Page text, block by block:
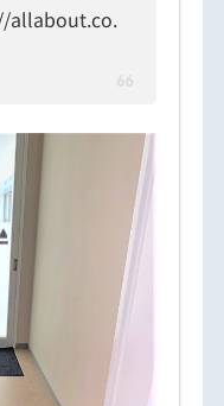
allabout.co.